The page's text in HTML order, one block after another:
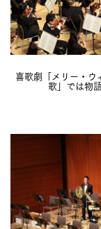
喜歌劇「メリー・ウ
歌」では物